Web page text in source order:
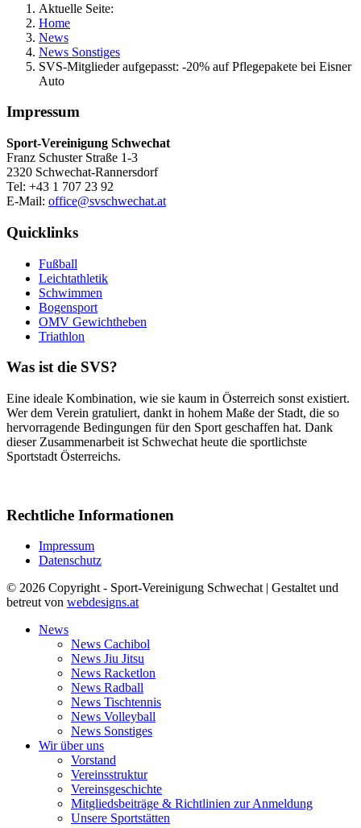
Aktuelle Seite:
Home
News
News Sonstiges
SVS-Mitglieder aufgepasst: -20% auf Pflegepakete bei Eisner
Auto
Impressum
Sport-Vereinigung Schwechat
Franz Schuster Straße 1-3
2320 Schwechat-Rannersdorf
Tel: +43 1 707 23 92
E-Mail: office@svschwechat.at
Quicklinks
Fußball
Leichtathletik
Schwimmen
Bogensport
OMV Gewichtheben
Triathlon
Was ist die SVS?
Eine ideale Kombination, wie sie kaum in Österreich sonst existiert.
Wer dem Verein gratuliert, dankt in hohem Maße der Stadt, die so
hervorragende Bedingungen für den Sport geschaffen hat. Dank
dieser Zusammenarbeit ist Schwechat heute die sportlichste
Sportstadt Österreichs.
Rechtliche Informationen
Impressum
Datenschutz
© 2026 Copyright - Sport-Vereinigung Schwechat | Gestaltet und
betreut von webdesigns.at
News
News Cachibol
News Jiu Jitsu
News Racketlon
News Radball
News Tischtennis
News Volleyball
News Sonstiges
Wir über uns
Vorstand
Vereinsstruktur
Vereinsgeschichte
Mitgliedsbeiträge & Richtlinien zur Anmeldung
Unsere Sportstätten